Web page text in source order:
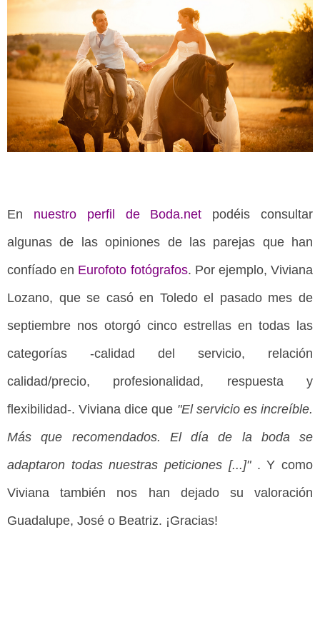
En nuestro perfil de Boda.net podéis consultar
algunas de las opiniones de las parejas que han
confíado en Eurofoto fotógrafos. Por ejemplo, Viviana
Lozano, que se casó en Toledo el pasado mes de
septiembre nos otorgó cinco estrellas en todas las
categorías -calidad del servicio, relación
calidad/precio, profesionalidad, respuesta y
flexibilidad-. Viviana dice que "El servicio es increíble.
Más que recomendados. El día de la boda se
adaptaron todas nuestras peticiones [...]" . Y como
Viviana también nos han dejado su valoración
Guadalupe, José o Beatriz. ¡Gracias!